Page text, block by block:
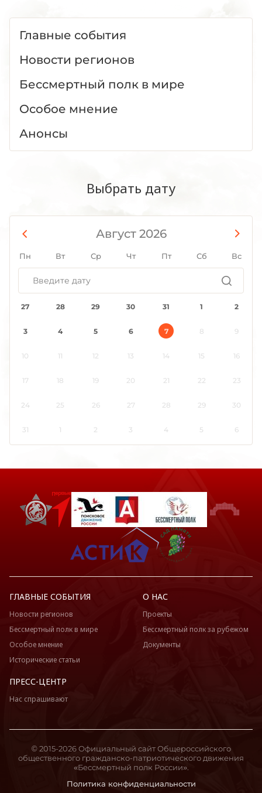
Главные события
Новости регионов
Бессмертный полк в мире
Особое мнение
Анонсы
Выбрать дату
Август 2026
Пн Вт Ср Чт Пт Сб Вс
27 28 29 30 31 1 2
3 4 5 6 7 8 9
10 11 12 13 14 15 16
17 18 19 20 21 22 23
24 25 26 27 28 29 30
31 1 2 3 4 5 6
ГЛАВНЫЕ СОБЫТИЯ
Новости регионов
Бессмертный полк в мире
Особое мнение
Исторические статьи
О НАС
Проекты
Бессмертный полк за рубежом
Документы
ПРЕСС-ЦЕНТР
Нас спрашивают
Политика конфиденциальности
© 2015-2026 Официальный сайт Общероссийского
общественного гражданско-патриотического движения
«Бессмертный полк России».